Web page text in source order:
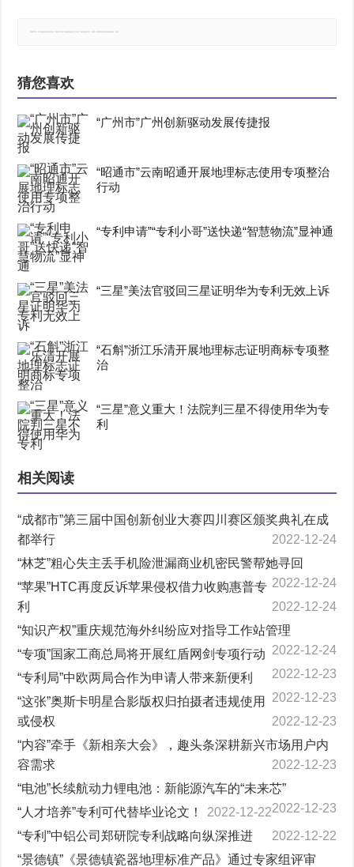
猜您喜欢
“广州市”广州创新驱动发展传捷报
“昭通市”云南昭通开展地理标志使用专项整治
行动
“专利申请”“专利小哥”送快递“智慧物流”显神通
“三星”美法官驳回三星证明华为专利无效上诉
“石斛”浙江乐清开展地理标志证明商标专项整
治
“三星”意义重大！法院判三星不得使用华为专
利
相关阅读
“成都市”第三届中国创新创业大赛四川赛区颁奖典礼在成
都举行
2022-12-24
“林芝”粗心失主丢手机险泄漏商业机密民警帮她寻回
2022-12-24
“苹果”HTC再度反诉苹果侵权借力收购惠普专
利
2022-12-24
“知识产权”重庆规范海外纠纷应对指导工作站管理
2022-12-24
“专项”国家工商总局将开展红盾网剑专项行动
2022-12-23
“专利局”中欧两局合作为申请人带来新便利
2022-12-23
“这张”奥斯卡明星合影版权归拍摄者违规使用
或侵权
2022-12-23
“内容”牵手《新相亲大会》，趣头条深耕新兴市场用户内
容需求
2022-12-23
“电池”长续航动力锂电池：新能源汽车的“未来芯”
2022-12-23
“人才培养”专利可代替毕业论文！
2022-12-22
“专利”中铝公司郑研院专利战略向纵深推进
2022-12-22
“景德镇”《景德镇瓷器地理标准产品》通过专家组评审